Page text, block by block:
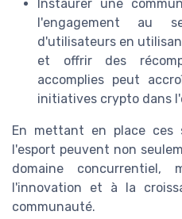
Instaurer une
l'engagement au
d'utilisateurs en
et offrir des
accomplies peut
initiatives crypto dans
En mettant en place ces
l'esport peuvent non
domaine concurrentiel,
l'innovation et à la
communauté.